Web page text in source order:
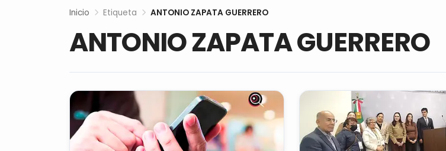
Inicio Etiqueta ANTONIO ZAPATA GUERRERO
ANTONIO ZAPATA GUERRERO